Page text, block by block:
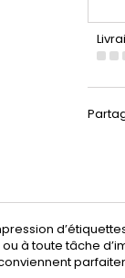
à toute tâche